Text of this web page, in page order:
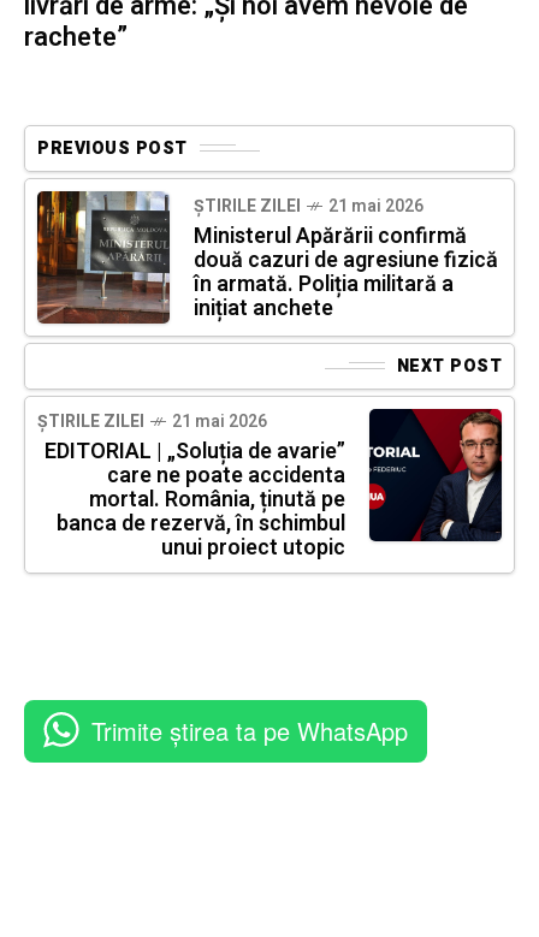
rachete”
PREVIOUS POST
ȘTIRILE ZILEI 21 mai 2026
Ministerul Apărării confirmă
două cazuri de agresiune fizică
în armată. Poliția militară a
inițiat anchete
NEXT POST
ȘTIRILE ZILEI 21 mai 2026
EDITORIAL | „Soluția de avarie”
care ne poate accidenta
mortal. România, ținută pe
banca de rezervă, în schimbul
unui proiect utopic
Trimite știrea ta pe WhatsApp